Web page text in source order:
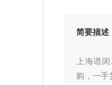
简要描述
上海谱
购，一手